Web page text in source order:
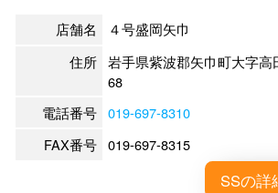
店舗名
４号盛岡矢巾
住所 岩手県紫波郡矢巾町大字高
68
電話番号 019-697-8310
FAX番号 019-697-8315
SSの詳